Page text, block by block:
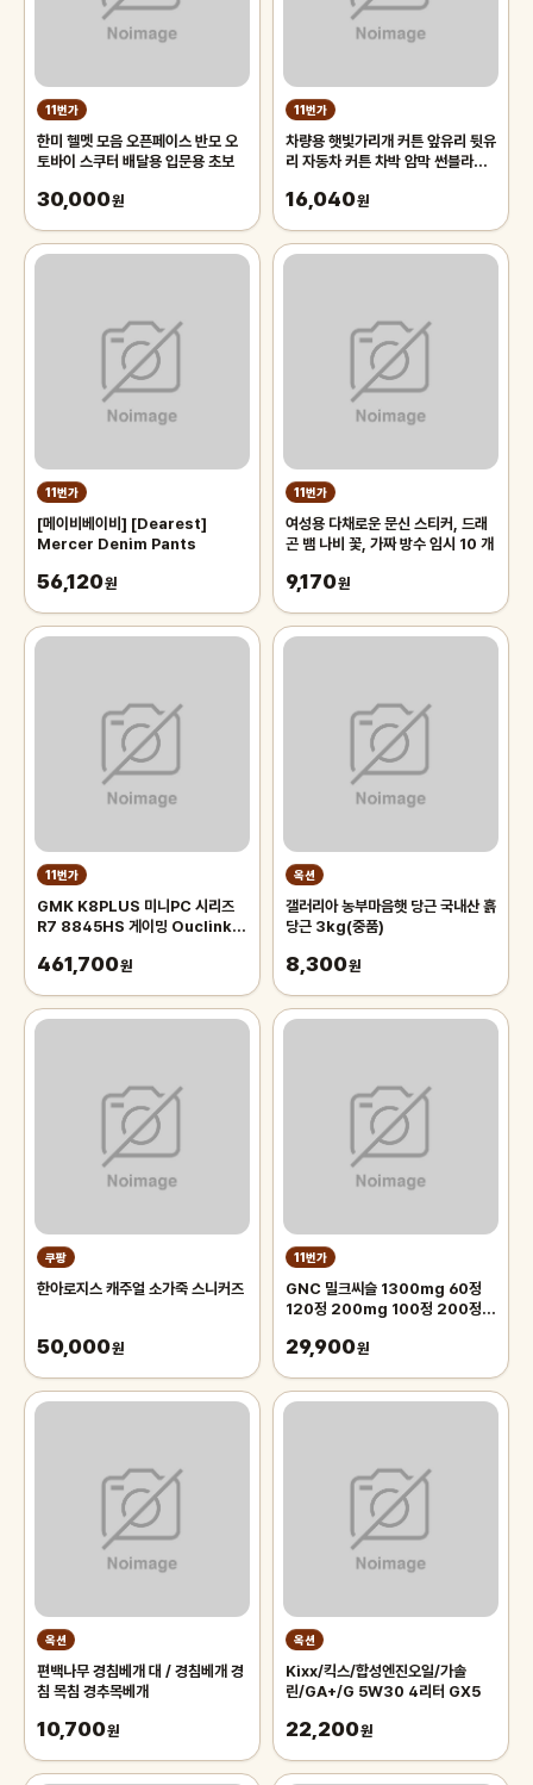
11번가
한미 헬멧 모음 오픈페이스 반모 오
토바이 스쿠터 배달용 입문용 초보
30,000원
11번가
차량용 햇빛가리개 커튼 앞유리 뒷유
리 자동차 커튼 차박 암막 썬블라인
리햇
16,040원
11번가
[메이비베이비] [Dearest]
Mercer Denim Pants
56,120원
11번가
여성용 다채로운 문신 스티커, 드래
곤 뱀 나비 꽃, 가짜 방수 임시 10 개
9,170원
11번가
GMK K8PLUS 미니PC 시리즈
R7 8845HS 게이밍 Ouclink
함
461,700원
옥션
갤러리아 농부마음햇 당근 국내산 흙
당근 3kg(중품)
8,300원
쿠팡
한아로지스 캐주얼 소가죽 스니커즈
50,000원
11번가
GNC 밀크씨슬 1300mg 60정
120정 200mg 100정 200정
29,900원
옥션
편백나무 경침베개 대 / 경침베개 경
침 목침 경추목베개
10,700원
옥션
Kixx/킥스/합성엔진오일/가솔
린/GA+/G 5W30 4리터 GX5
22,200원